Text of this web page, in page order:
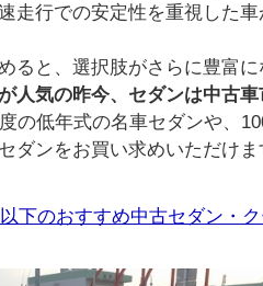
走行での安定性を重視した車
ると、選択肢がさらに豊富に
人気の昨今、セダンは中古
の低年式の名車セダンや、
ダンをお買い求めいただけま
下のおすすめ中古セダン・